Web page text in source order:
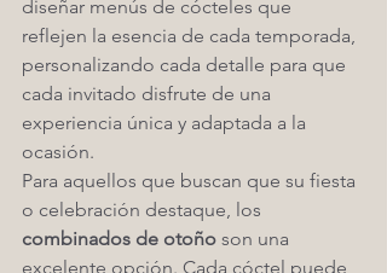
diseñar menús de cócteles que
reflejen la esencia de cada temporada,
personalizando cada detalle para que
cada invitado disfrute de una
experiencia única y adaptada a la
ocasión.
Para aquellos que buscan que su fiesta
o celebración destaque, los
combinados de otoño son una
excelente opción. Cada cóctel puede